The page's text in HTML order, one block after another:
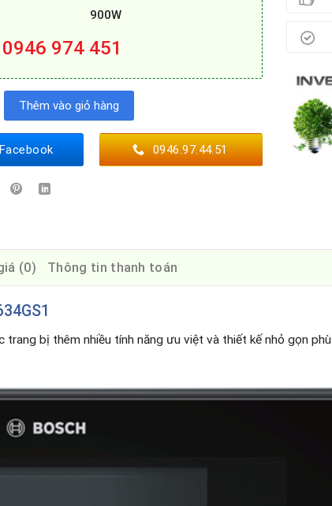
suất: 900W
0946 974 451
BFL634GS1 số lượng
Thêm vào giỏ hàng
0946.97.44.51
(0) Thông tin thanh toán
trang bị thêm nhiều tính năng ưu việt và thiết kế nhỏ gọn